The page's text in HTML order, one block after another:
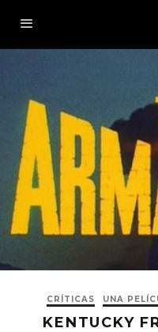
CRÍTICAS UNA
KENTUCKY